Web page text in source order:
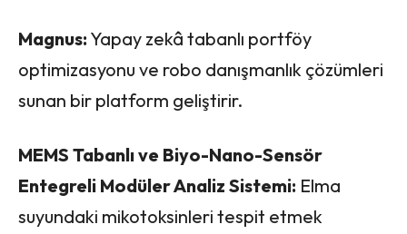
Magnus: Yapay zekâ tabanlı portföy
optimizasyonu ve robo danışmanlık çözümleri
sunan bir platform geliştirir.
MEMS Tabanlı ve Biyo-Nano-Sensör
Entegreli Modüler Analiz Sistemi: Elma
suyundaki mikotoksinleri tespit etmek